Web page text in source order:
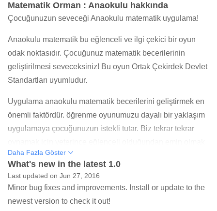
Matematik Orman : Anaokulu hakkında
Çocuğunuzun seveceği Anaokulu matematik uygulama!
Anaokulu matematik bu eğlenceli ve ilgi çekici bir oyun
odak noktasıdır. Çocuğunuz matematik becerilerinin
geliştirilmesi seveceksiniz! Bu oyun Ortak Çekirdek Devlet
Standartları uyumludur.
Uygulama anaokulu matematik becerilerini geliştirmek en
önemli faktördür. öğrenme oyunumuzu dayalı bir yaklaşım
uygulamaya çocuğunuzun istekli tutar. Biz tekrar tekrar
için uygulamalar test oynarlar. Odak uygulama yoluyla
anaokulu matematik becerilerini mastering üzerindedir.
İpuçları Çocuğunuzun problemlerin çözümü için farklı
teknikler öğrenmek yardımcı olmak için kullanılabilir.
Daha Fazla Göster
What's new in the latest 1.0
Last updated on Jun 27, 2016
Minor bug fixes and improvements. Install or update to the
newest version to check it out!